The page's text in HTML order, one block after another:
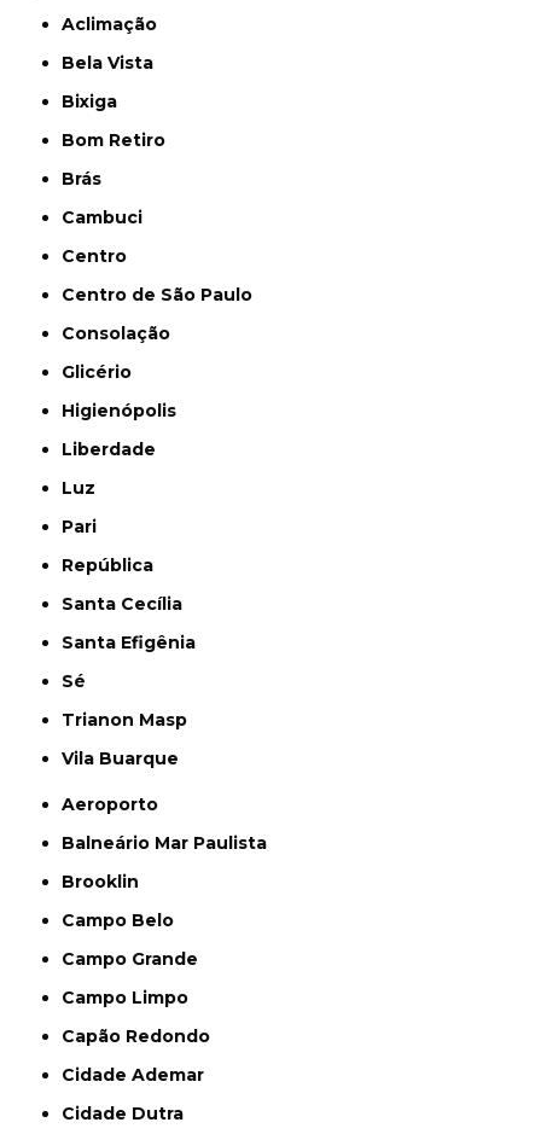
Aclimação
Bela Vista
Bixiga
Bom Retiro
Brás
Cambuci
Centro
Centro de São Paulo
Consolação
Glicério
Higienópolis
Liberdade
Luz
Pari
República
Santa Cecília
Santa Efigênia
Sé
Trianon Masp
Vila Buarque
Aeroporto
Balneário Mar Paulista
Brooklin
Campo Belo
Campo Grande
Campo Limpo
Capão Redondo
Cidade Ademar
Cidade Dutra